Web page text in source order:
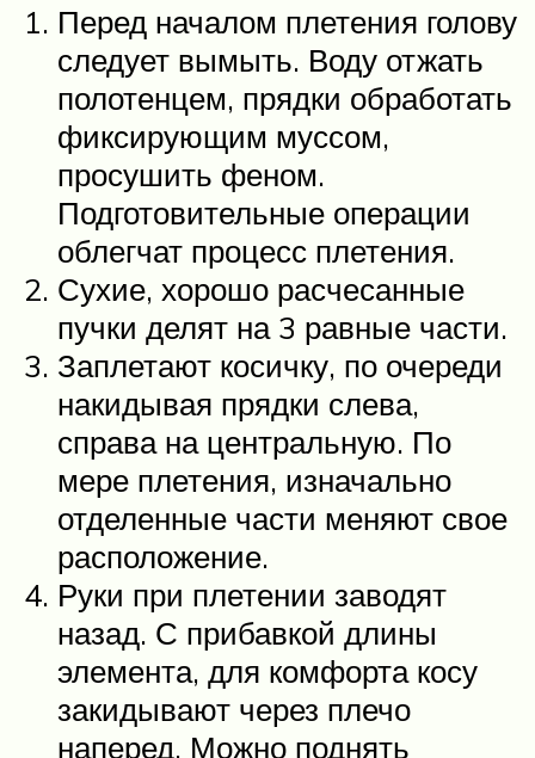
Перед началом плетения голову
следует вымыть. Воду отжать
полотенцем, прядки обработать
фиксирующим муссом,
просушить феном.
Подготовительные операции
облегчат процесс плетения.
Сухие, хорошо расчесанные
пучки делят на 3 равные части.
Заплетают косичку, по очереди
накидывая прядки слева,
справа на центральную. По
мере плетения, изначально
отделенные части меняют свое
расположение.
Руки при плетении заводят
назад. С прибавкой длины
элемента, для комфорта косу
закидывают через плечо
наперед. Можно поднять